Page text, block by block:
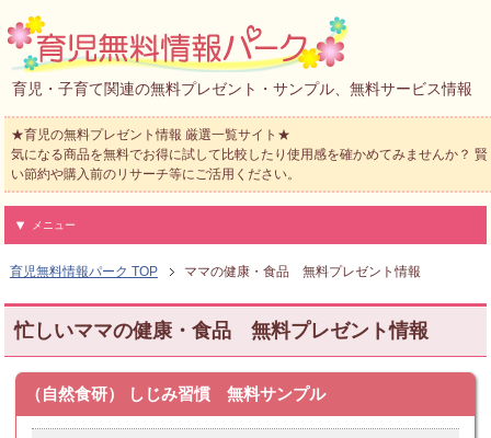
育児・子育て関連の無料プレゼント・サンプル、無料サービス情報
★育児の無料プレゼント情報 厳選一覧サイト★
気になる商品を無料でお得に試して比較したり使用感を確かめてみませんか？ 賢
い節約や購入前のリサーチ等にご活用ください。
メニュー
育児無料情報パーク TOP ママの健康・食品 無料プレゼント情報
忙しいママの健康・食品 無料プレゼント情報
（自然食研） しじみ習慣 無料サンプル